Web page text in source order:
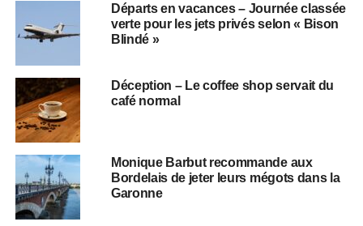
Départs en vacances – Journée classée
verte pour les jets privés selon « Bison
Blindé »
Déception – Le coffee shop servait du
café normal
Monique Barbut recommande aux
Bordelais de jeter leurs mégots dans la
Garonne